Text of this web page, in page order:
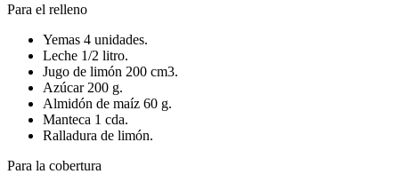
Para el relleno
Yemas 4 unidades.
Leche 1/2 litro.
Jugo de limón 200 cm3.
Azúcar 200 g.
Almidón de maíz 60 g.
Manteca 1 cda.
Ralladura de limón.
Para la cobertura